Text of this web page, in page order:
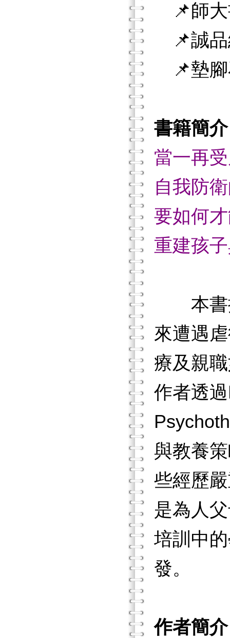
📌師大
📌誠品
📌墊腳
書籍簡介
當一再
自我防
要如何
重建孩
本
來遭遇
療及親
作者透
與教養
些經歷
是為人
培訓中
發。
作者簡介